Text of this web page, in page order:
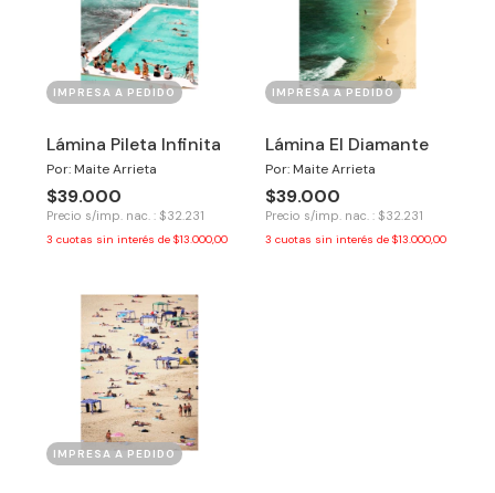
IMPRESA A PEDIDO
Lámina Pileta Infinita
Por: Maite Arrieta
$39.000
Precio s/imp. nac. : $32.231
3 cuotas sin interés de $13.000,00
IMPRESA A PEDIDO
Lámina El Diamante
Por: Maite Arrieta
$39.000
Precio s/imp. nac. : $32.231
3 cuotas sin interés de $13.000,00
IMPRESA A PEDIDO